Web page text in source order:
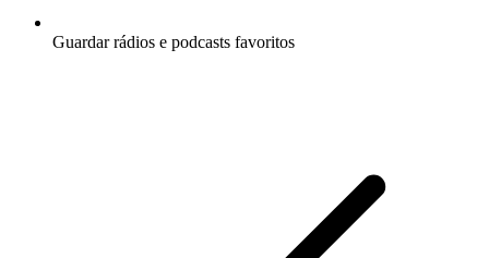
Guardar rádios e podcasts favoritos